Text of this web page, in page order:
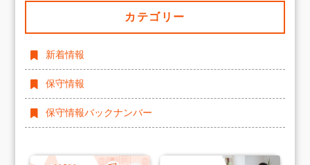
カテゴリー
新着情報
保守情報
保守情報バックナンバー